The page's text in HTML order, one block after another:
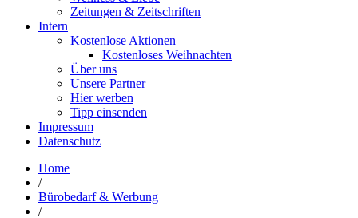
Zeitungen & Zeitschriften
Intern
Kostenlose Aktionen
Kostenloses Weihnachten
Über uns
Unsere Partner
Hier werben
Tipp einsenden
Impressum
Datenschutz
Home
/
Bürobedarf & Werbung
/